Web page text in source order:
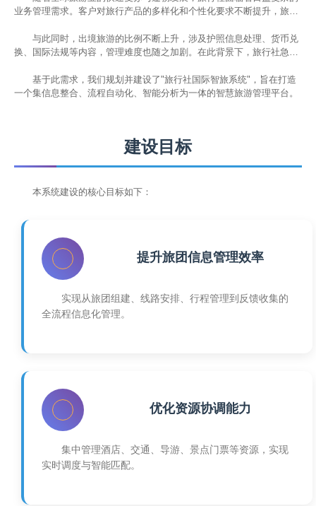
业务管理需求。客户对旅行产品的多样化和个性化要求不断提升，旅团
管理或低自动化系统已无法适应现代旅游行业的发展趋势。
与此同时，出境旅游的比例不断上升，涉及护照信息处理、货币兑
换、国际法规等内容，管理难度也随之加剧。在此背景下，旅行社急需
团、资源、财务等全链条的精细化管理，从而提升运营效率、增强客户
服务体验、支撑企业数字化转型。
基于此需求，我们规划并建设了"旅行社国际智旅系统"，旨在打造
一个集信息整合、流程自动化、智能分析为一体的智慧旅游管理平台。
建设目标
本系统建设的核心目标如下：
提升旅团信息管理效率
实现从旅团组建、线路安排、行程管理到反馈收集的
全流程信息化管理。
优化资源协调能力
集中管理酒店、交通、导游、景点门票等资源，实现
实时调度与智能匹配。